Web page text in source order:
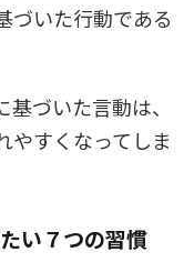
づいた行動である
づいた言動は、
やすくなってしま
い７つの習慣